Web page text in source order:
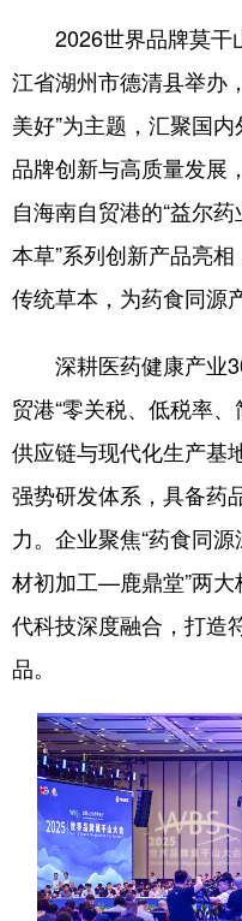
2026世界品牌莫干
江省湖州市德清县举办
美好”为主题，汇聚国
品牌创新与高质量发展
自海南自贸港的“益尔
本草”系列创新产品亮
传统草本，为药食同源
深耕医药健康产业30
贸港“零关税、低税率
供应链与现代化生产基
强势研发体系，具备药
力。企业聚焦“药食同
材初加工—鹿鼎堂”两
代科技深度融合，打造
品。